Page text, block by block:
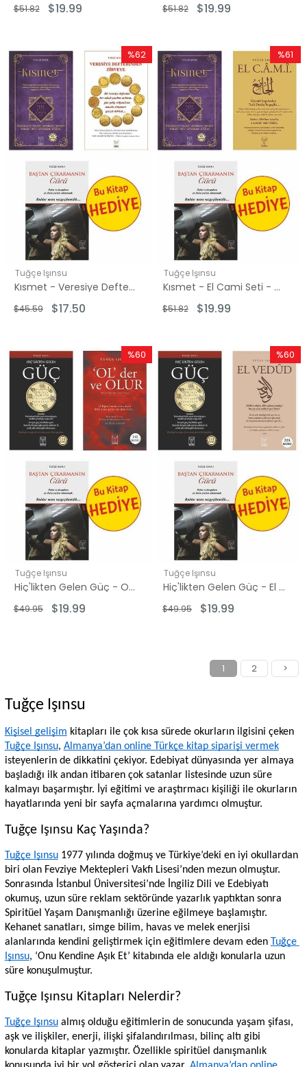
$19.99
$51.82 $19.99
$51.82
Tuğçe Işınsu
Kısmet - Veresiye Defteri Seti - 2 Kitap Takım - Hediye: Baştan Çıkarmanın Gücü
$17.50
$45.59
%62
İndirim
%62İndirim
Tuğçe Işınsu
Kısmet - El Cami Seti - 2 Kitap Takım - Hediye: Baştan Çıkarmanın Gücü
$19.99
$51.82
%61
İndirim
Tuğçe Işınsu
Hiç'likten Gelen Güç - Ol Der ve Olur Seti - 2 Kitap Takım - Hediye: Baştan Çıkarmanın Gücü
$19.99
$49.95
%60
İndirim
%60İndirim
Tuğçe Işınsu
Hiç'likten Gelen Güç - El Vedud Seti - 2 Kitap Takım - Hediye: Baştan Çıkarmanın Gücü
$19.99
$49.95
%60
İndirim
1 2 >
Tuğçe Işınsu
Kişisel gelişim
kitapları ile çok kısa sürede okurların ilgisini çeken
Tuğçe Işınsu, Almanya’dan online Türkçe kitap siparişi vermek
isteyenlerin de dikkatini çekiyor. Edebiyat dünyasında yer almaya
başladığı ilk andan itibaren çok satanlar listesinde uzun süre
kalmayı başarmıştır. İyi eğitimi ve araştırmacı kişiliği ile okurların
hayatlarında yeni bir sayfa açmalarına yardımcı olmuştur.
Tuğçe Işınsu Kaç Yaşında?
Tuğçe Işınsu 1977 yılında doğmuş ve Türkiye’deki en iyi okullardan
biri olan Fevziye Mektepleri Vakfı Lisesi’nden mezun olmuştur.
Sonrasında İstanbul Üniversitesi’nde İngiliz Dili ve Edebiyatı
okumuş, uzun süre reklam sektöründe yazarlık yaptıktan sonra
Spiritüel Yaşam Danışmanlığı üzerine eğilmeye başlamıştır.
Kehanet sanatları, simge bilim, havas ve melek enerjisi
alanlarında kendini geliştirmek için eğitimlere devam eden Tuğçe
Işınsu, ‘Onu Kendine Aşık Et’ kitabında ele aldığı konularla uzun
süre konuşulmuştur.
Tuğçe Işınsu Kitapları Nelerdir?
Tuğçe Işınsu almış olduğu eğitimlerin de sonucunda yaşam şifası,
aşk ve ilişkiler, enerji, ilişki şifalandırılması, bilinç altı gibi
konularda kitaplar yazmıştır. Özellikle spiritüel danışmanlık